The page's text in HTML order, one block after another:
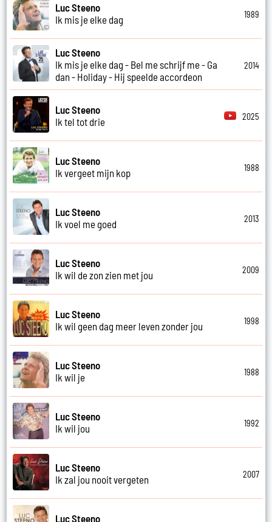
Luc Steeno
Ik mis je elke dag
1989
Luc Steeno
Ik mis je elke dag - Bel me schrijf me - Ga
dan - Holiday - Hij speelde accordeon
2014
Luc Steeno
Ik tel tot drie
2025
Luc Steeno
Ik vergeet mijn kop
1988
Luc Steeno
Ik voel me goed
2013
Luc Steeno
Ik wil de zon zien met jou
2009
Luc Steeno
Ik wil geen dag meer leven zonder jou
1998
Luc Steeno
Ik wil je
1988
Luc Steeno
Ik wil jou
1992
Luc Steeno
Ik zal jou nooit vergeten
2007
Luc Steeno